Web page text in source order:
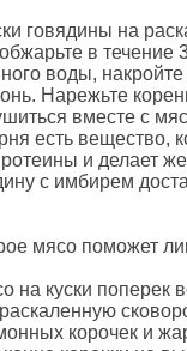
говядины на
в течение
воды,
Нарежьте
вместе с
есть вещество,
и делает
с имбирем
мясо поможет
на куски поперек
корочек и